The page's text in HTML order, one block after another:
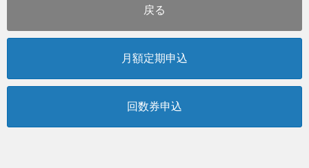
戻る
月額定期申込
回数券申込